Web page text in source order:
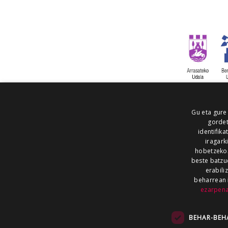
ALEA
NOAUA
Gu eta
hobetzeko.
beste
BEHAR-